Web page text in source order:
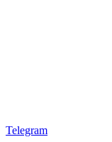
Telegram